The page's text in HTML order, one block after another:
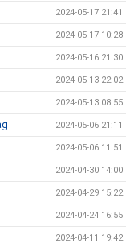
2024-05-17 21:41
2024-05-17 10:28
2024-05-16 21:30
2024-05-13 22:02
2024-05-13 08:55
2024-05-06 21:11
2024-05-06 11:51
2024-04-30 14:00
2024-04-29 15:22
2024-04-24 16:55
2024-04-11 19:42